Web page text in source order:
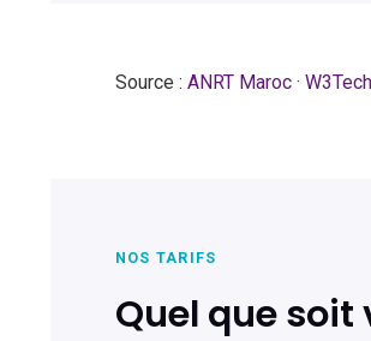
Source : ANRT Maroc ·
NOS TARIFS
Quel que